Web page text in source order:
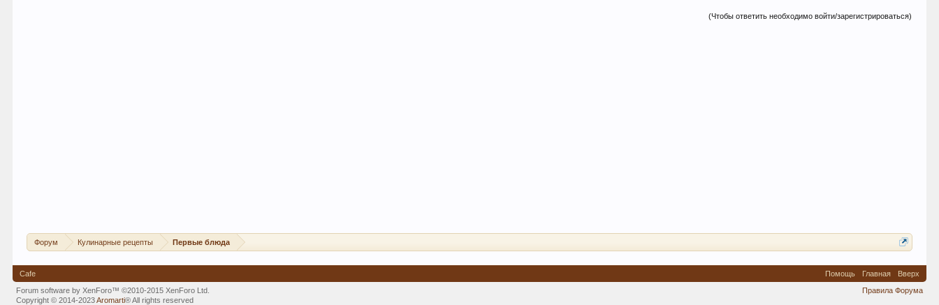
(Чтобы ответить необходимо войти/зарегистрироваться)
Форум Кулинарные рецепты Первые блюда
Cafe Помощь Главная
Вверх
Правила Форума
Forum software by XenForo™©2010-2015 XenForo Ltd.
Copyright © 2014-2023Aromarti®All rights reserved